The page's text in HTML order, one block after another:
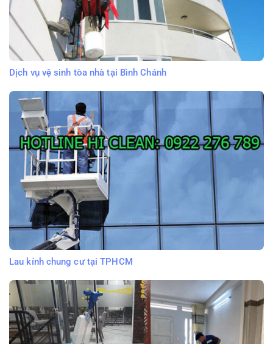
Dịch vụ vệ sinh tòa nhà tại Bình Chánh
Lau kính chung cư tại TPHCM